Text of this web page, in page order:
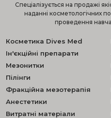
Спеціалізується на продажі
наданні косметологічних
проведення
Косметика Dives Med
Ін'єкційні препарати
Мезонитки
Пілінги
Фракційна мезотерапія
Анестетики
Витратні матеріали